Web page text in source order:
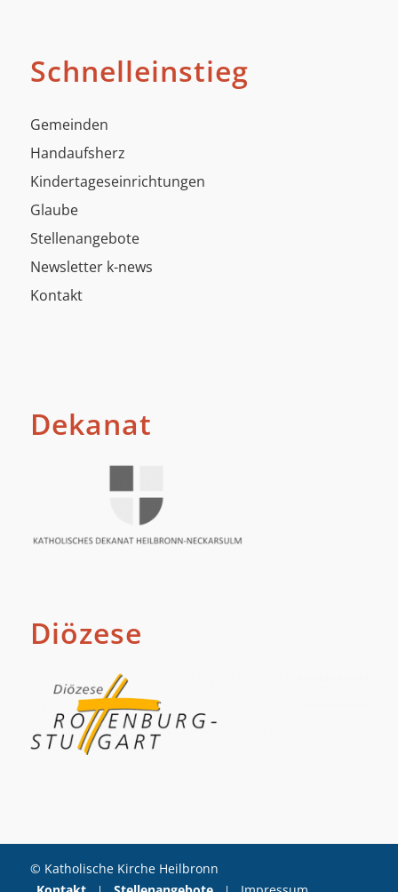
Schnelleinstieg
Gemeinden
Handaufsherz
Kindertageseinrichtungen
Glaube
Stellenangebote
Newsletter k-news
Kontakt
Dekanat
Diözese
© Katholische Kirche Heilbronn